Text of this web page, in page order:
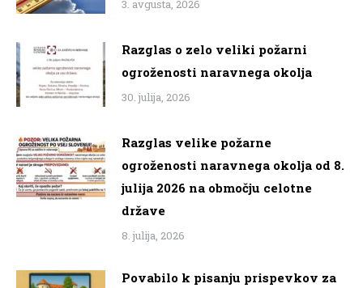
3. avgusta, 2026
Razglas o zelo veliki požarni
ogroženosti naravnega okolja
30. julija, 2026
Razglas velike požarne
ogroženosti naravnega okolja od 8.
julija 2026 na območju celotne
države
8. julija, 2026
Povabilo k pisanju prispevkov za